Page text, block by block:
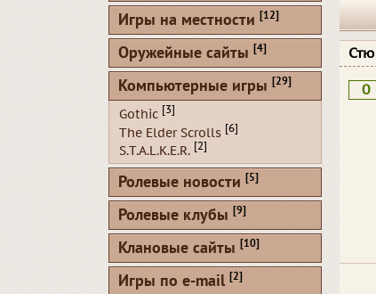
Стю
0
Игры на местности [12]
Оружейные сайты [4]
Компьютерные игры [29]
Gothic [3]
The Elder Scrolls [6]
S.T.A.L.K.E.R. [2]
Ролевые новости [5]
Ролевые клубы [9]
Клановые сайты [10]
Игры по e-mail [2]